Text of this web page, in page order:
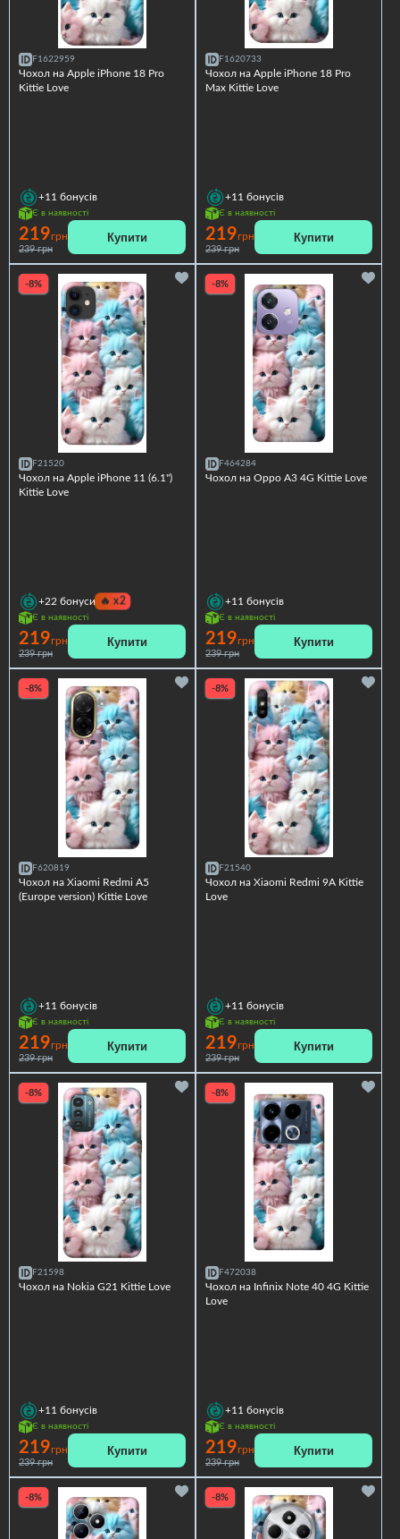
F1622959
Чохол на Apple iPhone 18 Pro
Kittie Love
+11 бонусів
Є в наявності
219грн
239 грн
Купити
F1620733
Чохол на Apple iPhone 18 Pro
Max Kittie Love
+11 бонусів
Є в наявності
219грн
239 грн
Купити
-8%
F21520
Чохол на Apple iPhone 11 (6.1")
Kittie Love
+22 бонуси 🔥x2
Є в наявності
219грн
239 грн
Купити
-8%
F464284
Чохол на Oppo A3 4G Kittie Love
+11 бонусів
Є в наявності
219грн
239 грн
Купити
-8%
F620819
Чохол на Xiaomi Redmi A5
(Europe version) Kittie Love
+11 бонусів
Є в наявності
219грн
239 грн
Купити
-8%
F21540
Чохол на Xiaomi Redmi 9A Kittie
Love
+11 бонусів
Є в наявності
219грн
239 грн
Купити
-8%
F21598
Чохол на Nokia G21 Kittie Love
+11 бонусів
Є в наявності
219грн
239 грн
Купити
-8%
F472038
Чохол на Infinix Note 40 4G Kittie
Love
+11 бонусів
Є в наявності
219грн
239 грн
Купити
-8% -8%